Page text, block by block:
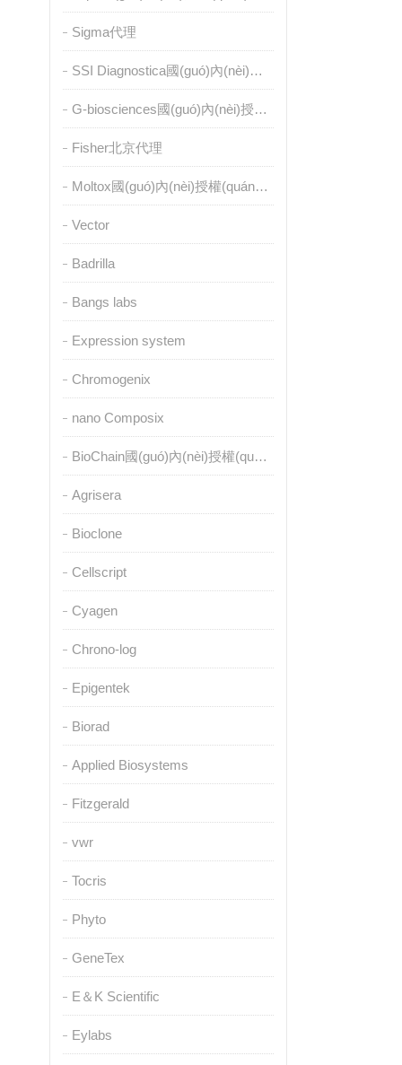
Sigma代理
SSI Diagnostica國(guó)內(nèi)授權(quán)代理
G-biosciences國(guó)內(nèi)授權(quán)代理
Fisher北京代理
Moltox國(guó)內(nèi)授權(quán)代理
Vector
Badrilla
Bangs labs
Expression system
Chromogenix
nano Composix
BioChain國(guó)內(nèi)授權(quán)代理
Agrisera
Bioclone
Cellscript
Cyagen
Chrono-log
Epigentek
Biorad
Applied Biosystems
Fitzgerald
vwr
Tocris
Phyto
GeneTex
E＆K Scientific
Eylabs